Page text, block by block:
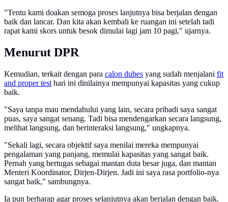
"Tentu kami doakan semoga proses lanjutnya bisa berjalan dengan
baik dan lancar. Dan kita akan kembali ke ruangan ini setelah tadi
rapat kami skors untuk besok dimulai lagi jam 10 pagi," ujarnya.
Menurut DPR
Kemudian, terkait dengan para calon dubes yang sudah menjalani fit
and proper test hari ini dinilainya mempunyai kapasitas yang cukup
baik.
"Saya tanpa mau mendahului yang lain, secara pribadi saya sangat
puas, saya sangat senang. Tadi bisa mendengarkan secara langsung,
melihat langsung, dan berinteraksi langsung," ungkapnya.
"Sekali lagi, secara objektif saya menilai mereka mempunyai
pengalaman yang panjang, memulai kapasitas yang sangat baik.
Pernah yang bertugas sebagai mantan duta besar juga, dan mantan
Menteri Koordinator, Dirjen-Dirjen. Jadi ini saya rasa portfolio-nya
sangat baik," sambungnya.
Ia pun berharap agar proses selanjutnya akan berjalan dengan baik.